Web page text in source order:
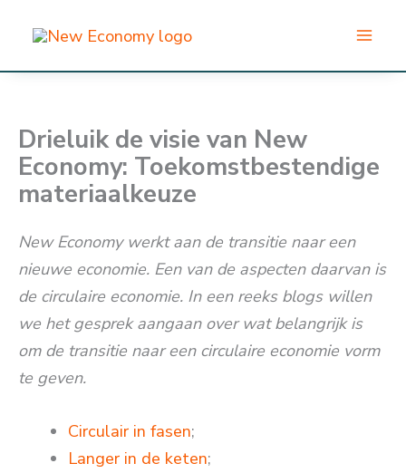
de
Drieluik de visie van New
Economy: Toekomstbestendige
materiaalkeuze
New Economy werkt aan de transitie naar een
nieuwe economie. Een van de aspecten daarvan is
de circulaire economie. In een reeks blogs willen
we het gesprek aangaan over wat belangrijk is
om de transitie naar een circulaire economie vorm
te geven.
Circulair in fasen;
Langer in de keten;